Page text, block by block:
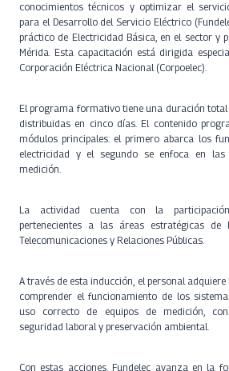
conocimientos técnicos y optimizar el
para el Desarrollo del Servicio Eléctrico
práctico de Electricidad Básica, en el sector y
Mérida. Esta capacitación está dirigida
Corporación Eléctrica Nacional (Corpoelec).
El programa formativo tiene una duración
distribuidas en cinco días. El contenido
módulos principales: el primero abarca los
electricidad y el segundo se enfoca en las
medición.
La actividad cuenta con la
pertenecientes a las áreas estratégicas de
Telecomunicaciones y Relaciones Públicas.
A través de esta inducción, el personal
comprender el funcionamiento de los
uso correcto de equipos de medición,
seguridad laboral y preservación ambiental.
Con estas acciones, Fundelec avanza en la